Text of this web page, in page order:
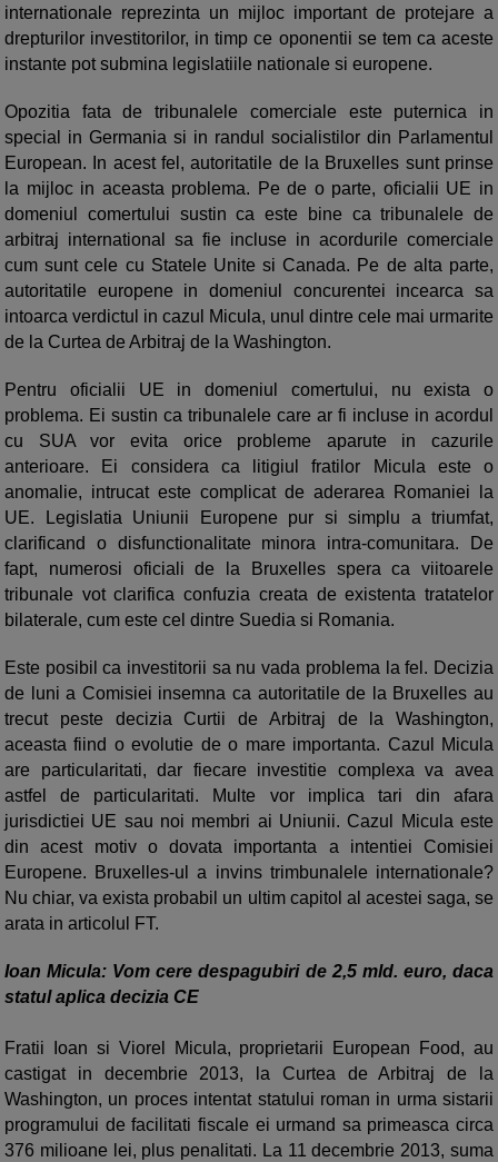
internationale reprezinta un mijloc important de protejare a
drepturilor investitorilor, in timp ce oponentii se tem ca aceste
instante pot submina legislatiile nationale si europene.
Opozitia fata de tribunalele comerciale este puternica in
special in Germania si in randul socialistilor din Parlamentul
European. In acest fel, autoritatile de la Bruxelles sunt prinse
la mijloc in aceasta problema. Pe de o parte, oficialii UE in
domeniul comertului sustin ca este bine ca tribunalele de
arbitraj international sa fie incluse in acordurile comerciale
cum sunt cele cu Statele Unite si Canada. Pe de alta parte,
autoritatile europene in domeniul concurentei incearca sa
intoarca verdictul in cazul Micula, unul dintre cele mai urmarite
de la Curtea de Arbitraj de la Washington.
Pentru oficialii UE in domeniul comertului, nu exista o
problema. Ei sustin ca tribunalele care ar fi incluse in acordul
cu SUA vor evita orice probleme aparute in cazurile
anterioare. Ei considera ca litigiul fratilor Micula este o
anomalie, intrucat este complicat de aderarea Romaniei la
UE. Legislatia Uniunii Europene pur si simplu a triumfat,
clarificand o disfunctionalitate minora intra-comunitara. De
fapt, numerosi oficiali de la Bruxelles spera ca viitoarele
tribunale vot clarifica confuzia creata de existenta tratatelor
bilaterale, cum este cel dintre Suedia si Romania.
Este posibil ca investitorii sa nu vada problema la fel. Decizia
de luni a Comisiei insemna ca autoritatile de la Bruxelles au
trecut peste decizia Curtii de Arbitraj de la Washington,
aceasta fiind o evolutie de o mare importanta. Cazul Micula
are particularitati, dar fiecare investitie complexa va avea
astfel de particularitati. Multe vor implica tari din afara
jurisdictiei UE sau noi membri ai Uniunii. Cazul Micula este
din acest motiv o dovata importanta a intentiei Comisiei
Europene. Bruxelles-ul a invins trimbunalele internationale?
Nu chiar, va exista probabil un ultim capitol al acestei saga, se
arata in articolul FT.
Ioan Micula: Vom cere despagubiri de 2,5 mld. euro, daca
statul aplica decizia CE
Fratii Ioan si Viorel Micula, proprietarii European Food, au
castigat in decembrie 2013, la Curtea de Arbitraj de la
Washington, un proces intentat statului roman in urma sistarii
programului de facilitati fiscale ei urmand sa primeasca circa
376 milioane lei, plus penalitati. La 11 decembrie 2013, suma